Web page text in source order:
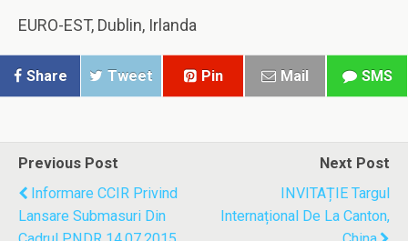
EURO-EST, Dublin, Irlanda
Share Tweet Pin Mail SMS
Previous Post
Informare CCIR Privind
Lansare Submasuri Din
Next Post
INVITAȚIE Targul
Internațional De La Canton,